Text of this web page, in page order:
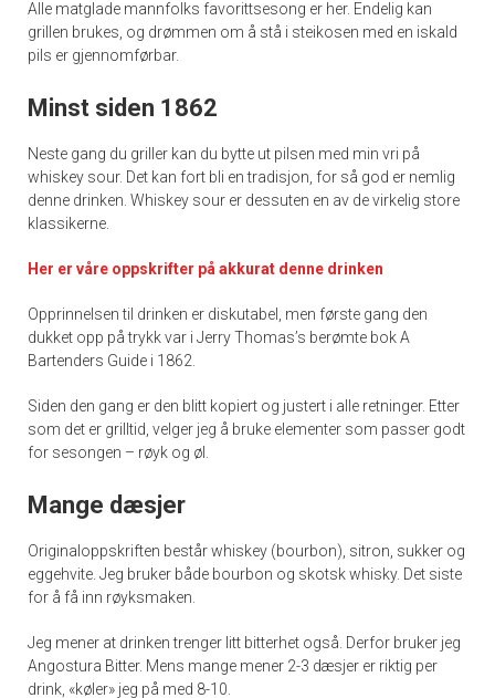
Alle matglade mannfolks favorittsesong er her. Endelig kan
grillen brukes, og drømmen om å stå i steikosen med en iskald
pils er gjennomførbar.
Minst siden 1862
Neste gang du griller kan du bytte ut pilsen med min vri på
whiskey sour. Det kan fort bli en tradisjon, for så god er nemlig
denne drinken. Whiskey sour er dessuten en av de virkelig store
klassikerne.
Her er våre oppskrifter på akkurat denne drinken
Opprinnelsen til drinken er diskutabel, men første gang den
dukket opp på trykk var i Jerry Thomas’s berømte bok A
Bartenders Guide i 1862.
Siden den gang er den blitt kopiert og justert i alle retninger. Etter
som det er grilltid, velger jeg å bruke elementer som passer godt
for sesongen – røyk og øl.
Mange dæsjer
Originaloppskriften består whiskey (bourbon), sitron, sukker og
eggehvite. Jeg bruker både bourbon og skotsk whisky. Det siste
for å få inn røyksmaken.
Jeg mener at drinken trenger litt bitterhet også. Derfor bruker jeg
Angostura Bitter. Mens mange mener 2-3 dæsjer er riktig per
drink, «køler» jeg på med 8-10.